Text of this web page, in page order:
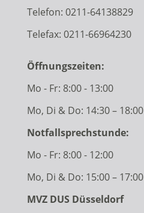
Telefon: 0211-64138829
Telefax: 0211-66964230
Öffnungszeiten:
Mo - Fr: 8:00 - 13:00
Mo, Di & Do: 14:30 – 18:00
Notfallsprechstunde:
Mo - Fr: 8:00 - 12:00
Mo, Di & Do: 15:00 – 17:00
MVZ DUS Düsseldorf